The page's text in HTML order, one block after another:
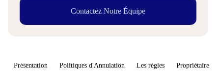
Contactez Notre Équipe
Présentation Politiques d'Annulation Les règles Propriétaire